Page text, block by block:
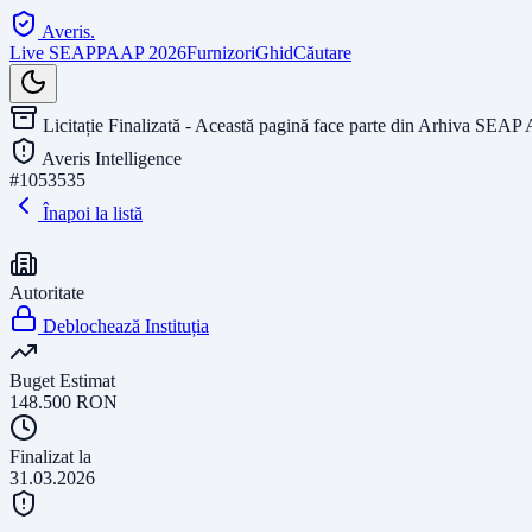
Averis.
Live SEAPPAAP 2026FurnizoriGhidCăutare
Licitație Finalizată - Această pagină face parte din Arhiva SEAP
Averis Intelligence
#1053535
Înapoi la listă
Autoritate
Deblochează Instituția
Buget Estimat
148.500 RON
Finalizat la
31.03.2026